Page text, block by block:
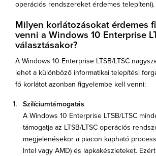
operációs rendszereket érdemes telepíteni).
Milyen korlátozásokat érdemes
venni a Windows 10 Enterprise
választásakor?
A Windows 10 Enterprise LTSB/LTSC
lehet a különböző informatikai telepítési
fő korlátot azonban figyelembe kell venni:
Szilíciumtámogatás
A Windows 10 Enterprise LTSB/LTSC
támogatja az LTSB/LTSC operációs
megjelenésekor a piacon kapható
Intel vagy AMD) és lapkakészleteket.